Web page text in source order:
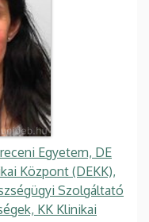
Egyetem, DE
Központ (DEKK),
Szolgáltató
KK Klinikai